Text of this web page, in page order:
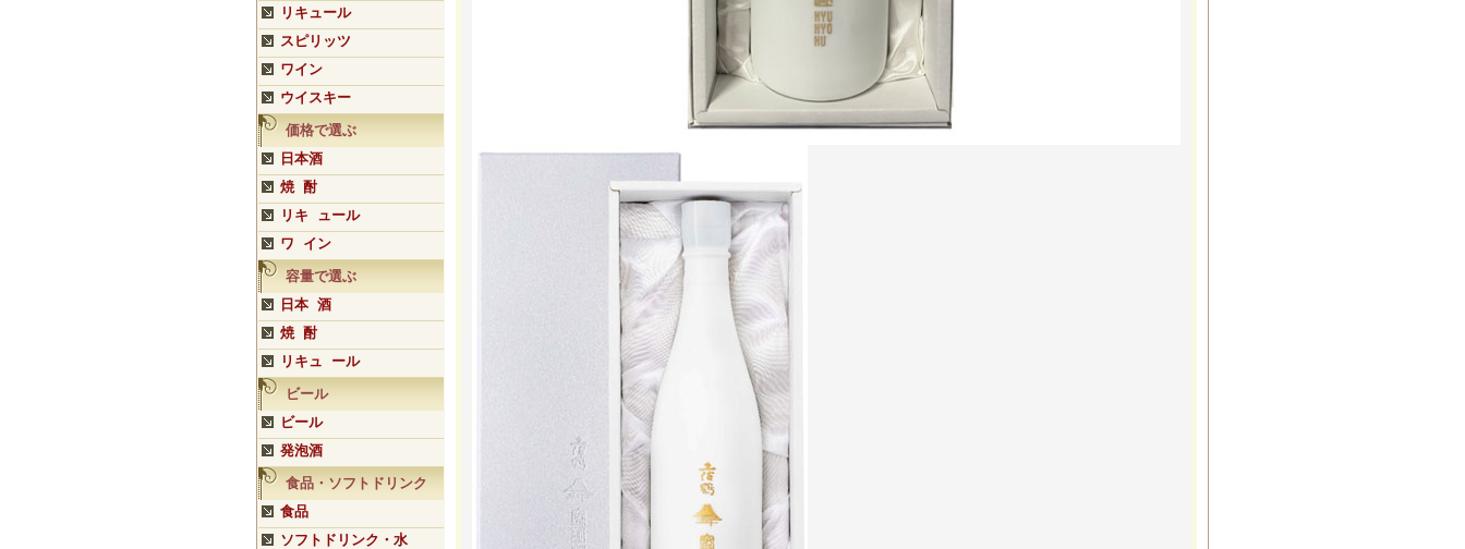
リキュール
スピリッツ
ワイン
ウイスキー
価格で選ぶ
日本酒
焼 酎
リキ ュール
ワ イン
容量で選ぶ
日本 酒
焼 酎
リキュ ール
ビール
ビール
発泡酒
食品・ソフトドリンク
食品
ソフトドリンク・水